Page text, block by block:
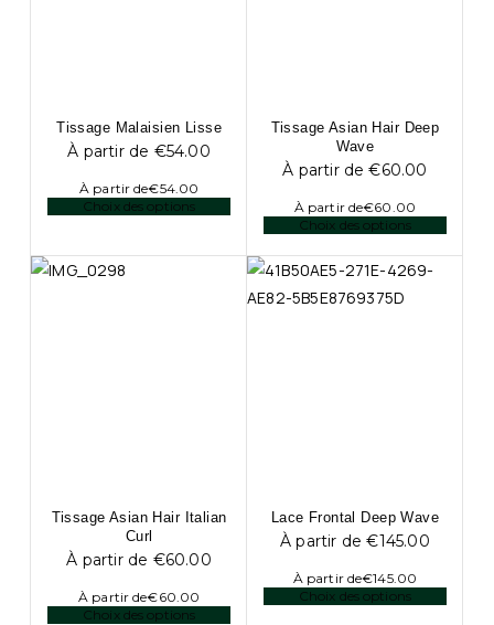
Tissage Malaisien Lisse
À partir de €54.00
À partir de€54.00
Choix des options
Tissage Asian Hair Deep
Wave
À partir de€60.00
À partir de€60.00
Choix des options
Tissage Asian Hair Italian
Curl
À partir de €60.00
À partir de€60.00
Choix des options
Lace Frontal Deep Wave
À partir de€145.00
À partir de€145.00
Choix des options